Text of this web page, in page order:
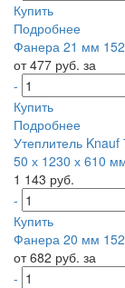
Купить
Подробнее
Фанера 21 мм
от 477 руб. за
-
Купить
Подробнее
Утеплитель
50 х 1230 х 610
1 143 руб.
-
Купить
Фанера 20 мм
от 682 руб. за
-